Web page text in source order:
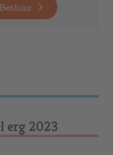
erg 2023